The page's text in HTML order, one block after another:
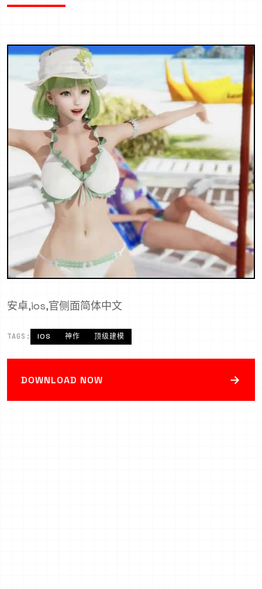
安卓,ios,官侧面简体中文
TAGS: IOS 神作 顶级建模
DOWNLOAD NOW →